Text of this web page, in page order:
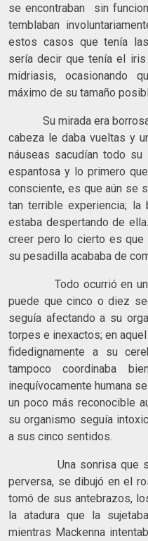
se encontraban sin
temblaban
estos casos que tenía
sería decir que tenía el
midriasis, ocasionando
máximo de su tamaño
Su mirada era borrosa
cabeza le daba vueltas y
náuseas sacudían todo
espantosa y lo primero
consciente, es que aún se
tan terrible experiencia;
estaba despertando de
creer pero lo cierto es que
su pesadilla acababa de
Todo ocurrió en una
puede que cinco o diez
seguía afectando a su
torpes e inexactos; en
fidedignamente a su
tampoco coordinaba
inequívocamente humana
un poco más reconocible
su organismo seguía
a sus cinco sentidos.
Una sonrisa que se
perversa, se dibujó en el
tomó de sus antebrazos,
la atadura que la
mientras Mackenna